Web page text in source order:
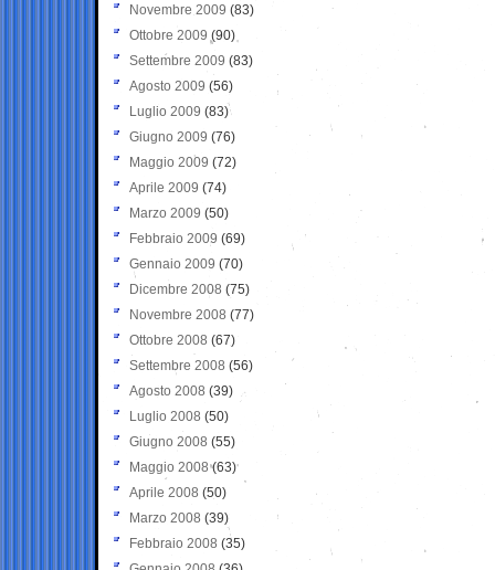
Novembre 2009 (83)
Ottobre 2009 (90)
Settembre 2009 (83)
Agosto 2009 (56)
Luglio 2009 (83)
Giugno 2009 (76)
Maggio 2009 (72)
Aprile 2009 (74)
Marzo 2009 (50)
Febbraio 2009 (69)
Gennaio 2009 (70)
Dicembre 2008 (75)
Novembre 2008 (77)
Ottobre 2008 (67)
Settembre 2008 (56)
Agosto 2008 (39)
Luglio 2008 (50)
Giugno 2008 (55)
Maggio 2008(63)
Aprile 2008 (50)
Marzo 2008 (39)
Febbraio 2008 (35)